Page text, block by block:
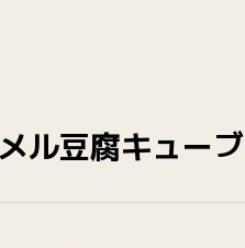
ル豆腐キューブ